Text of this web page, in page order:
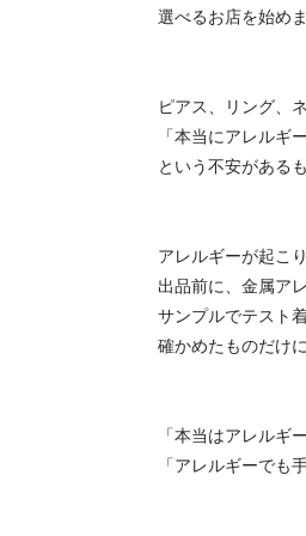
選べるお店を始めま
ピアス、リング、
「本当にアレルギ
という不安がある
アレルギーが起こ
出品前に、金属ア
サンプルでテスト着
確かめたものだけ
「本当はアレルギ
「アレルギーでも